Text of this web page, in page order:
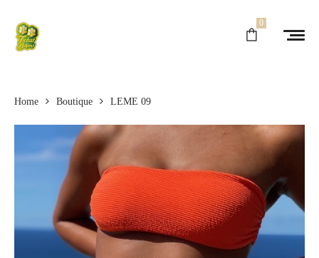
0
Home Boutique LEME 09